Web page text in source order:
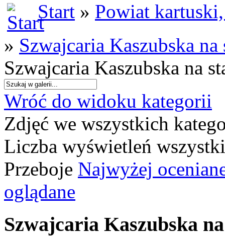
Start » Powiat
» Szwajcaria Kaszubska
Szwajcaria Kaszubska na
Wróć do widoku kategorii
Zdjęć we wszystkich
Liczba wyświetleń
Przeboje Najwyżej
oglądane
Szwajcaria Kaszubska